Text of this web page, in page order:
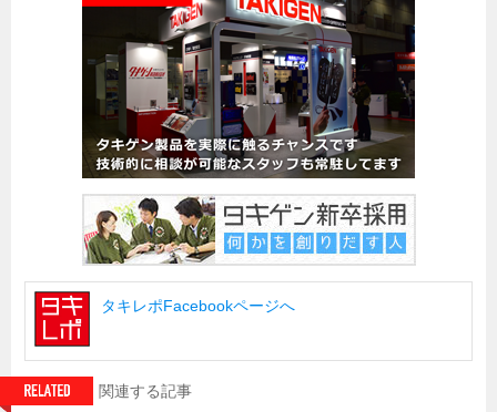
タキレポFacebookページへ
関連する記事